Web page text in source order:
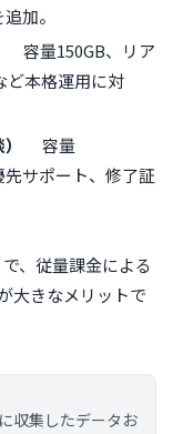
加。
容量150GB、リア
ど本格運用に対
容量
サポート、修了証
で、従量課金による
大きなメリットで
収集したデータお